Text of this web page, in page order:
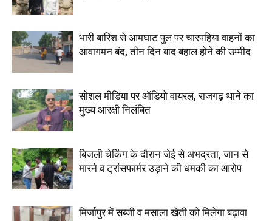
भारी बारिश से आमघाट पुल पर चारपहिया वाहनों का
आवागमन बंद, तीन दिन बाद बहाल होने की उम्मीद
सोशल मीडिया पर ऑडियो वायरल, राजगढ़ थाने का
मुख्य आरक्षी निलंबित
बिजली चेकिंग के दौरान जेई से अभद्रता, जान से
मारने व ट्रांसफार्मर उड़ाने की धमकी का आरोप
मिर्जापुर में सब्जी व मसाला खेती को मिलेगा बढ़ावा